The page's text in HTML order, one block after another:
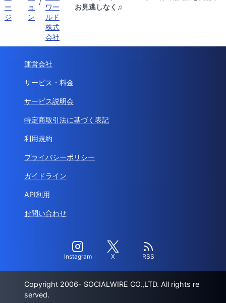
ー
ジ
ョ
ン
/
ワー
ルド
株式
会社
お見逃しなく♫
運営会社
サービス・料金
サービス説明会
特定商取引法に基づく表記
利用規約
プライバシーポリシー
ガイドライン
API利用
お問い合わせ
Instagram X RSS
Copyright 2006- SOCIALWIRE CO.,LTD. All rights re
served.